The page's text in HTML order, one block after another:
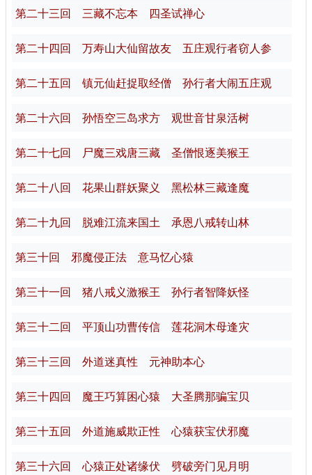
第二十三回 三藏不忘本 四圣试禅心
第二十四回 万寿山大仙留故友 五庄观行者窃人参
第二十五回 镇元仙赶捉取经僧 孙行者大闹五庄观
第二十六回 孙悟空三岛求方 观世音甘泉活树
第二十七回 尸魔三戏唐三藏 圣僧恨逐美猴王
第二十八回 花果山群妖聚义 黑松林三藏逢魔
第二十九回 脱难江流来国土 承恩八戒转山林
第三十回 邪魔侵正法 意马忆心猿
第三十一回 猪八戒义激猴王 孙行者智降妖怪
第三十二回 平顶山功曹传信 莲花洞木母逢灾
第三十三回 外道迷真性 元神助本心
第三十四回 魔王巧算困心猿 大圣腾那骗宝贝
第三十五回 外道施威欺正性 心猿获宝伏邪魔
第三十六回 心猿正处诸缘伏 劈破旁门见月明